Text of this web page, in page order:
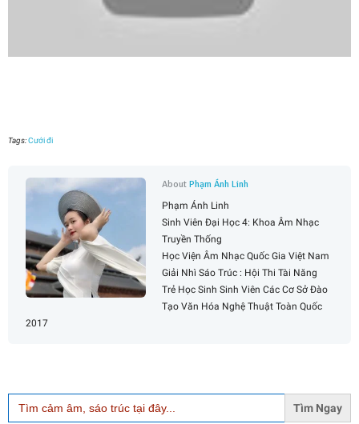
Tags:Cưới đi
AboutPhạm Ánh Linh
Phạm Ánh Linh
Sinh Viên Đại Học 4: Khoa Âm Nhạc
Truyền Thống
Học Viện Âm Nhạc Quốc Gia Việt Nam
Giải Nhì Sáo Trúc : Hội Thi Tài Năng
Trẻ Học Sinh Sinh Viên Các Cơ Sở Đào
Tạo Văn Hóa Nghệ Thuật Toàn Quốc
2017
Search
for: